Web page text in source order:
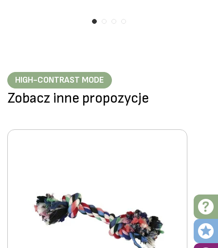
HIGH-CONTRAST MODE
Zobacz inne propozycje